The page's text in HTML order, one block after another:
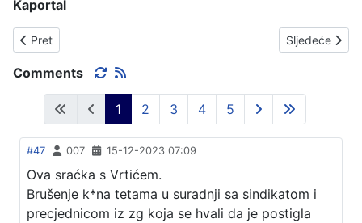
Kaportal
Prethodni članak: NIŠTA OD STAKLENOG MOSTA.
Pret Sljedeći
Sljedeće
Comments
1 2 3 4 5
#47 007 15-12-2023 07:09
Ova sraćka s Vrtićem.
Brušenje k*na tetama u suradnji sa sindikatom i
precjednicom iz zg koja se hvali da je postigla